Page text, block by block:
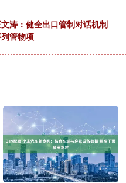
涛：健全出口管制对话机制
管物项